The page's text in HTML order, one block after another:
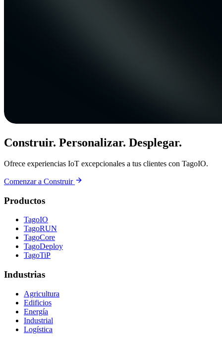
Construir. Personalizar. Desplegar.
Ofrece experiencias IoT excepcionales a tus clientes con TagoIO.
Comenzar a Construir
Productos
TagoIO
TagoRUN
TagoCore
TagoDeploy
TagoTiP
Industrias
Agricultura
Edificios
Energía
Industrial
Logística